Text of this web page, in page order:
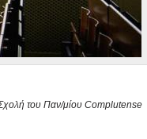
του Παν/μίου Complutense